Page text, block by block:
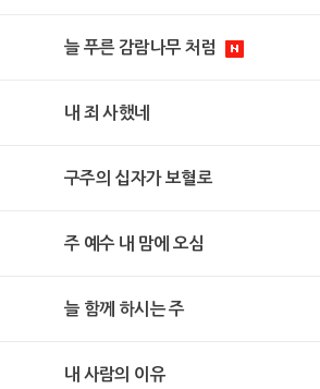
늘 푸른 감람나무 처럼
내 죄 사했네
구주의 십자가 보혈로
주 예수 내 맘에 오심
늘 함께 하시는 주
내 사람의 이유